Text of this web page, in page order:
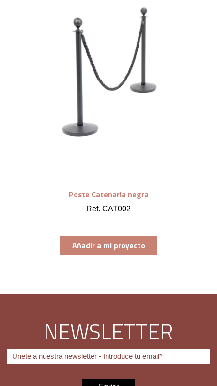
Poste Catenaria negra
Ref. CAT002
Añadir a mi proyecto
NEWSLETTER